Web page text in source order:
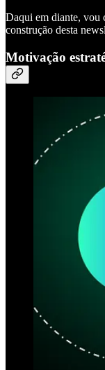
Daqui em diante, vou
construção desta
Motivação